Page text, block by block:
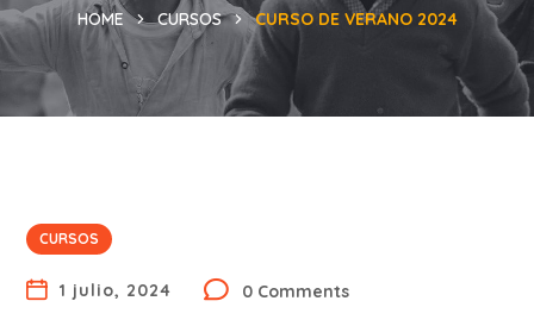
HOME CURSOS CURSO DE VERANO 2024
CURSOS
1 julio, 2024 0 Comments